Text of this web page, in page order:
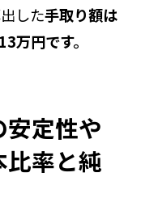
した手取り額は
万円です。
定性や
率と純